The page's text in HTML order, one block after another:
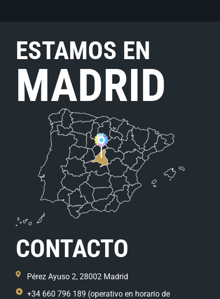
ESTAMOS EN
MADRID
CONTACTO
Pérez Ayuso 2, 28002 Madrid
+34 660 796 189 (operativo en horario de